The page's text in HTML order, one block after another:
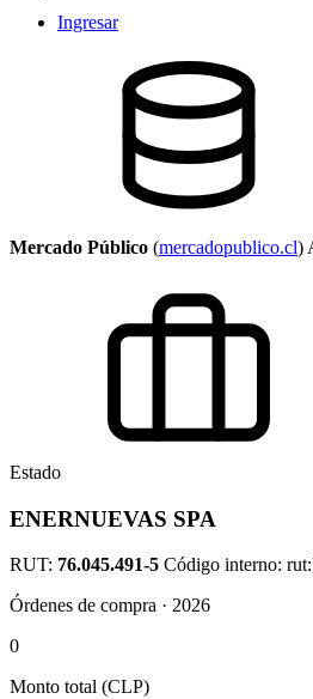
Ingresar
Mercado Público (mercadopublico.cl)
Estado
ENERNUEVAS SPA
RUT: 76.045.491-5 Código interno:
Órdenes de compra · 2026
0
Monto total (CLP)